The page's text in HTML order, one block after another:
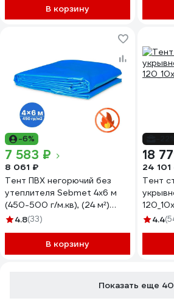
В корзину
УФ-
-6%
7 583 ₽
8 061 ₽
Тент ПВХ негорючий без
утеплителя Sebmet 4x6 м
(450-500 г/м.кв), (24 м²)
TD079045046П
4.8(33)
В корзину
18
24 101
Тент
4.4
Показать еще 40